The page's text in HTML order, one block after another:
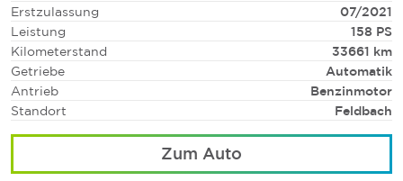
Erstzulassung
07/2021
Leistung
158 PS
Kilometerstand
33661 km
Getriebe
Automatik
Antrieb
Benzinmotor
Standort
Feldbach
Zum Auto